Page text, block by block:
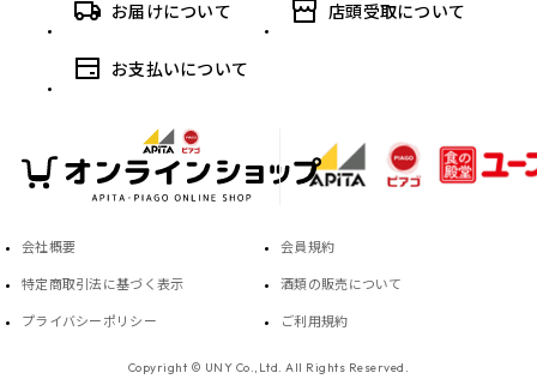
お届けについて 店頭受取について
お支払いについて
会社概要 会員規約
特定商取引法に基づく表示 酒類の販売について
プライバシーポリシー ご利用規約
Copyright © UNY Co.,Ltd. All Rights Reserved.